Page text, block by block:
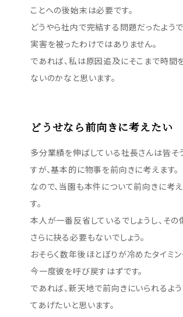
ことへの後始末は必要です。
どうやら社内で完結する問題だったよう
実害を被ったわけではありません。
であれば、私は原因追及にそこまで時間
ないのかなと思います。
どうせなら前向きに考えたい
多分業績を伸ばしている社長さんは皆そ
すが、基本的に物事を前向きに考えます。
なので、当園も本件について前向きに考
す。
本人が一番反省しているでしょうし、その
さらに抉る必要もないでしょう。
おそらく数年後ほとぼりが冷めたタイミン
今一度彼を呼び戻すはずです。
であれば、新天地で前向きにいられるよ
てあげたいと思います。